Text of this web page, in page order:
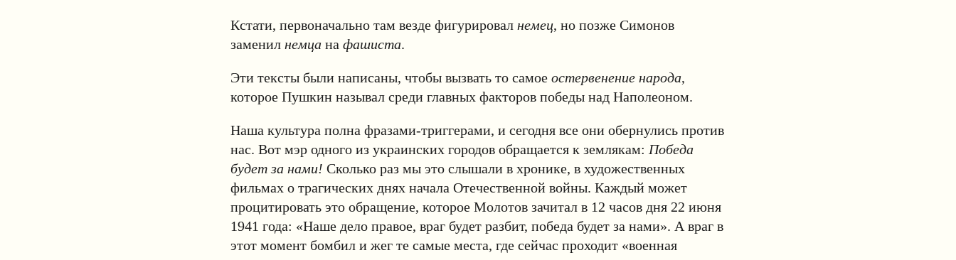
Кстати, первоначально там везде фигурировал немец, но позже Симонов
заменил немцана фашиста.
Эти тексты были написаны, чтобы вызвать то самое остервенение народа,
которое Пушкин называл среди главных факторов победы над Наполеоном.
Наша культура полна фразами-триггерами, и сегодня все они обернулись против
нас. Вот мэр одного из украинских городов обращается к землякам: Победа
будет за нами! Сколько раз мы это слышали в хронике, в художественных
фильмах о трагических днях начала Отечественной войны. Каждый может
процитировать это обращение, которое Молотов зачитал в 12 часов дня 22 июня
1941 года: «Наше дело правое, враг будет разбит, победа будет за нами». А враг в
этот момент бомбил и жег те самые места, где сейчас проходит «военная